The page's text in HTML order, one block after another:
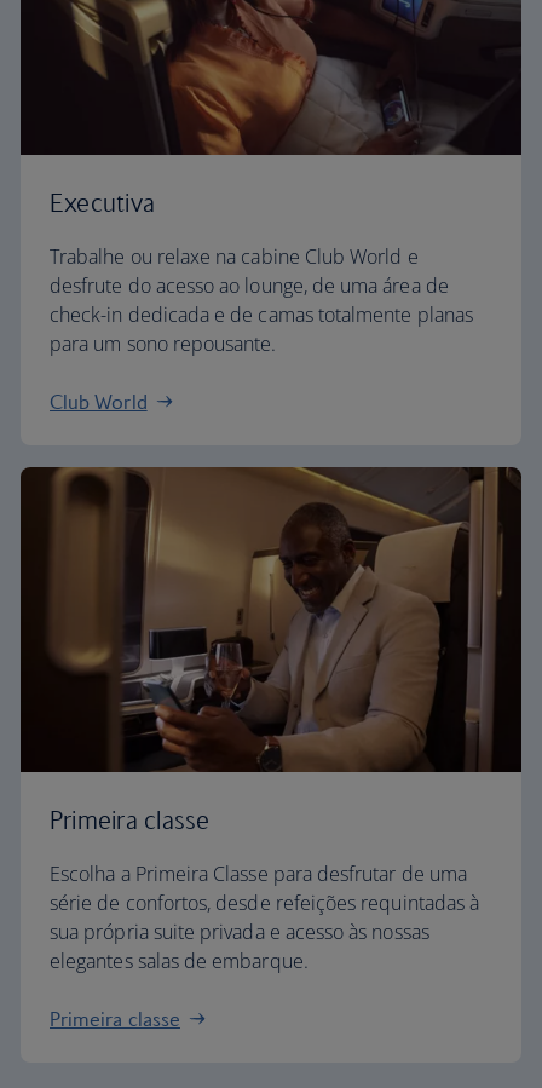
Executiva
Trabalhe ou relaxe na cabine Club World e
desfrute do acesso ao lounge, de uma área de
check-in dedicada e de camas totalmente planas
para um sono repousante.
Club World
Primeira classe
Escolha a Primeira Classe para desfrutar de uma
série de confortos, desde refeições requintadas à
sua própria suite privada e acesso às nossas
elegantes salas de embarque.
Primeira classe